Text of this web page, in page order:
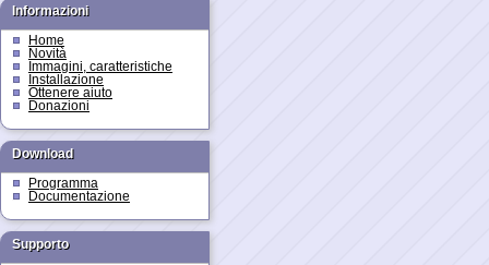
Informazioni
Home
Novità
Immagini, caratteristiche
Installazione
Ottenere aiuto
Donazioni
Download
Programma
Documentazione
Supporto